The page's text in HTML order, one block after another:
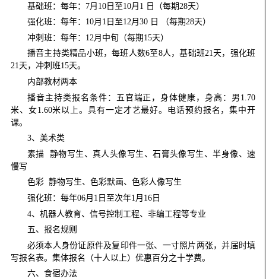
基础班：每年： 7月 10日至10月 1 日（每期 28天）
强化班：每年： 10月 1 日至12月 30 日 （每期28天）
冲刺班：每年： 12 月中旬（每期 15天）
播音主持类精品小班，每班人数6至8人，基础班21天，强化班
21天，冲刺班15天。
内部教材两本
播音主持类报名条件：五官端正，身体健康，身高：男 1.70
米、女1.60米以上。具有一定才艺最好。电话预约报名，集中开
课。
3、美术类
素描 静物写生、真人头像写生、石膏头像写生、半身像、速
慢写
色彩 静物写生、色彩默画、色彩人像写生
强化班：每年06月 1 日至次年1月 16日
4、机器人教育、信号控制工程、非编工程等专业
五、报名规则
必须本人身份证原件及复印件一张、一寸照片两张，并届时填
写报名表。集体报名（十人以上）优惠百分之十学费。
六、食宿办法